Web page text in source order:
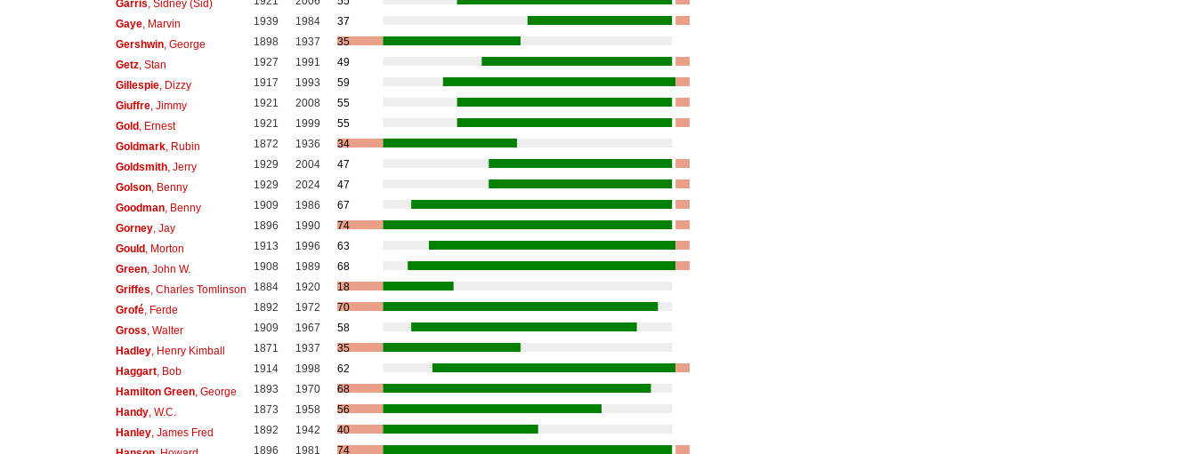
Garris , Sidney (Sid)
Gaye, Marvin 1939 1984
37
Gershwin, George 1898 1937
35
Getz, Stan 1927 1991
49
Gillespie, Dizzy 1917 1993
59
Giuffre, Jimmy 1921 2008
55
Gold, Ernest 1921 1999
55
Goldmark, Rubin 1872 1936
34
Goldsmith, Jerry 1929 2004
47
Golson, Benny 1929 2024
47
Goodman, Benny 1909 1986
67
Gorney, Jay 1896 1990
74
Gould, Morton 1913 1996
63
Green, John W. 1908 1989
68
Griffes , Charles Tomlinson 1884 1920
18
Grofé, Ferde 1892 1972
70
Gross , Walter 1909 1967
58
Hadley, Henry Kimball 1871 1937
35
Haggart, Bob 1914 1998
62
Hamilton Green, George 1893 1970
68
Handy, W.C. 1873 1958
56
Hanley, James Fred 1892 1942
40
1896 1981 74